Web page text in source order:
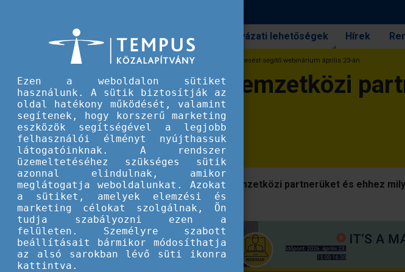
Pályázati lehetőségek Hírek
It's a match! - Nemzetközi partnerkeresést segítő webinárium április 23-án
It's a match! - Nemzetközi
április 23-án
Hogyan találhatják meg az ideális nemzetközi partnerüket és ehhez
állnak a rendelkezésükre?
Ezen a weboldalon sütiket
használunk. A sütik biztosítják az
oldal hatékony működését, valamint
segítenek, hogy korszerű marketing
eszközök segítségével a legjobb
felhasználói élményt nyújthassuk
látogatóinknak. A rendszer
üzemeltetéséhez szükséges sütik
azonnal elindulnak, amikor
meglátogatja weboldalunkat. Azokat
a sütiket, amelyek elemzési és
marketing célokat szolgálnak, Ön
tudja szabályozni ezen a
felületen. Személyre szabott
beállításait bármikor módosíthatja
az alsó sarokban lévő süti ikonra
kattintva.